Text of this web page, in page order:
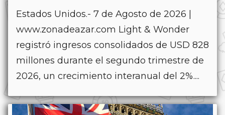
Estados Unidos.- 7 de Agosto de 2026 |
www.zonadeazar.com Light & Wonder
registró ingresos consolidados de USD 828
millones durante el segundo trimestre de
2026, un crecimiento interanual del 2%....